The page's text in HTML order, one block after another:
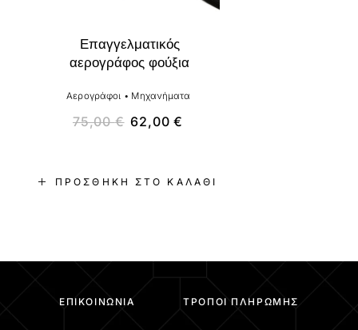
ΠΡΟΣΘΉΚΗ ΣΤΟ ΚΑΛΆΘΙ
Επαγγελματικός
αερογράφος φούξια
Αερογράφοι • Μηχανήματα
75,00€ 62,00€
ΕΠΙΚΟΙΝΩΝΊΑ ΤΡΌΠΟΙ ΠΛΗΡΩΜΉΣ